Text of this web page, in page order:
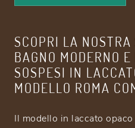
SCOPRI LA
BAGNO MODERNO
SOSPESI IN
MODELLO ROMA
Il modello in laccato